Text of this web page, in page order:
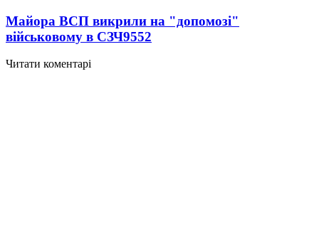
Майора ВСП викрили на "допомозі"
військовому в СЗЧ9552
Читати коментарі